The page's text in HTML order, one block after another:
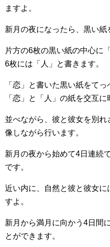
ますよ。
新月の夜になったら、黒い紙
片方の6枚の黒い紙の中心に
6枚には「人」と書きます。
「恋」と書いた黒い紙をて
「恋」と「人」の紙を交互
並べながら、彼と彼女を別
像しながら行います。
新月の夜から始めて4日連続
です。
近い内に、自然と彼と彼女に
すよ。
新月から満月に向かう4日間
とができます。